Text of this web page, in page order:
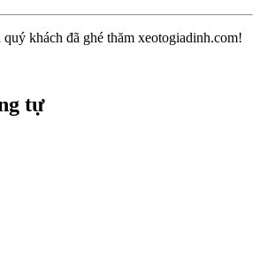
khách đã ghé thăm xeotogiadinh.com!
tự